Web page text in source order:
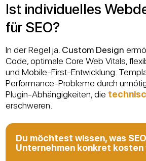
Ist individuelles
für SEO?
In der Regel ja. Custom Design
Code, optimale Core Web Vitals,
und Mobile-First-Entwicklung.
Performance-Probleme durch
Plugin-Abhängigkeiten, die
erschweren.
Du möchtest wissen, was
Unternehmen konkret kosten